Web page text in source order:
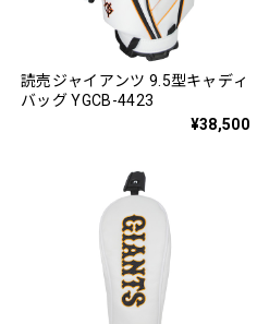
読売ジャイアンツ 9.5型キャディ
バッグ YGCB-4423
¥38,500